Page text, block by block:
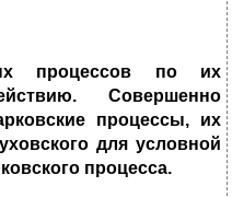
процессов по их
Совершенно
процессы, их
для условной
процесса.